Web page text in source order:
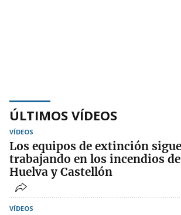
ÚLTIMOS VÍDEOS
VÍDEOS
Los equipos de extinción
trabajando en los incendios de
Huelva y Castellón
VÍDEOS